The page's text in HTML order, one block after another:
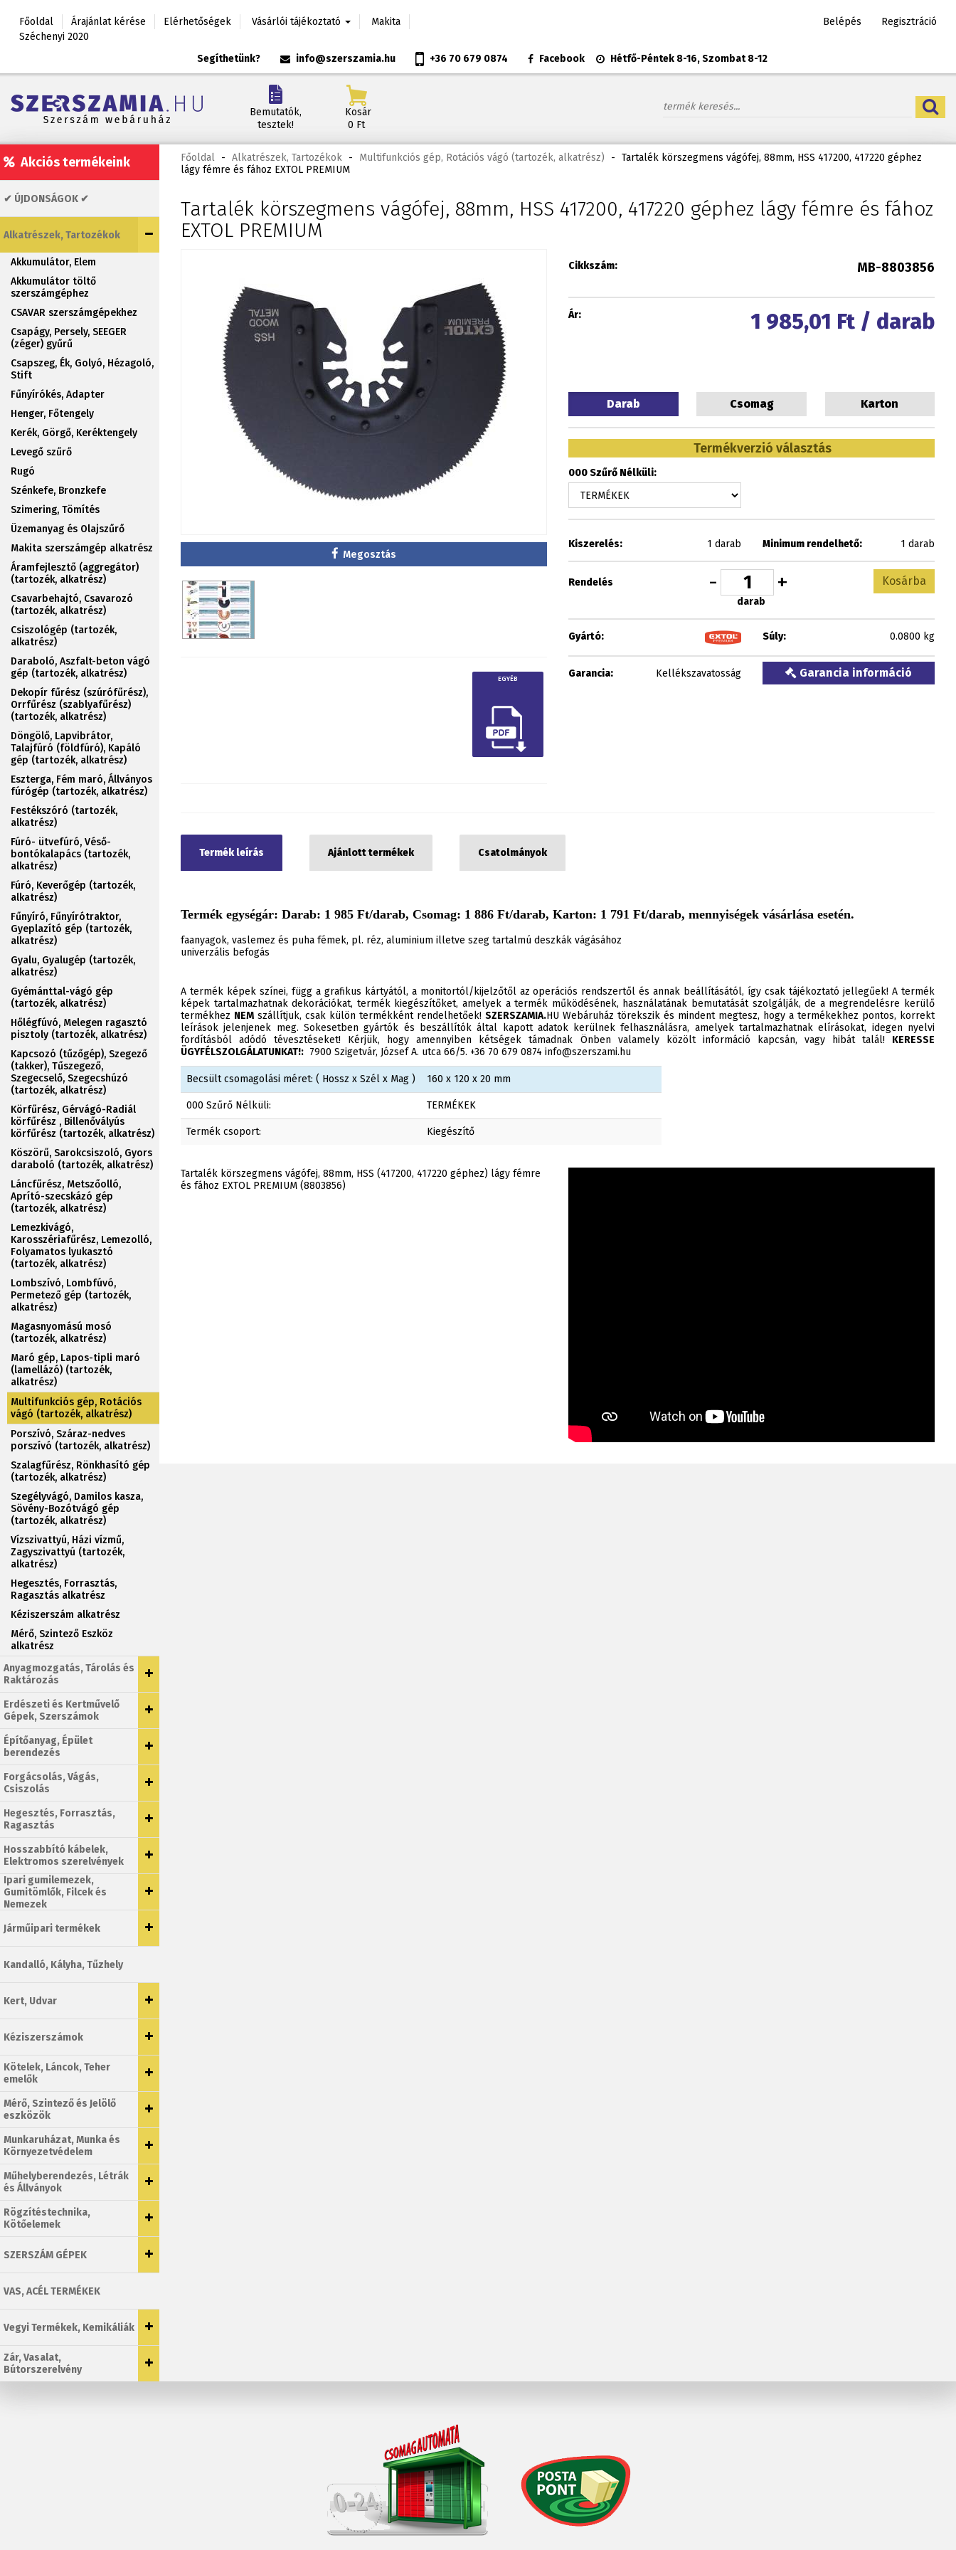
Főoldal Árajánlat kérése Elérhetőségek Vásárlói tájékoztató
Makita
Széchenyi 2020
Belépés Regisztráció
Segíthetünk? info@szerszamia.hu +36 70 679 0874 Facebook Hétfő-Péntek 8-16, Szombat 8-12
Bemutatók,
tesztek!
Kosár
0 Ft
Akciós termékeink
✔ ÚJDONSÁGOK ✔
Alkatrészek, Tartozékok
Akkumulátor, Elem
Akkumulátor töltő
szerszámgéphez
CSAVAR szerszámgépekhez
Csapágy, Persely, SEEGER
(zéger) gyűrű
Csapszeg, Ék, Golyó, Hézagoló,
Stift
Fűnyírókés, Adapter
Henger, Főtengely
Kerék, Görgő, Keréktengely
Levegő szűrő
Rugó
Szénkefe, Bronzkefe
Szimering, Tömítés
Üzemanyag és Olajszűrő
Makita szerszámgép alkatrész
Áramfejlesztő (aggregátor)
(tartozék, alkatrész)
Csavarbehajtó, Csavarozó
(tartozék, alkatrész)
Csiszológép (tartozék,
alkatrész)
Daraboló, Aszfalt-beton vágó
gép (tartozék, alkatrész)
Dekopír fűrész (szúrófűrész),
Orrfűrész (szablyafűrész)
(tartozék, alkatrész)
Döngölő, Lapvibrátor,
Talajfúró (földfúró), Kapáló
gép (tartozék, alkatrész)
Eszterga, Fém maró, Állványos
fúrógép (tartozék, alkatrész)
Festékszóró (tartozék,
alkatrész)
Fúró- ütvefúró, Véső-
bontókalapács (tartozék,
alkatrész)
Fúró, Keverőgép (tartozék,
alkatrész)
Fűnyíró, Fűnyírótraktor,
Gyeplazító gép (tartozék,
alkatrész)
Gyalu, Gyalugép (tartozék,
alkatrész)
Gyémánttal-vágó gép
(tartozék, alkatrész)
Hőlégfúvó, Melegen ragasztó
pisztoly (tartozék, alkatrész)
Kapcsozó (tűzőgép), Szegező
(takker), Tűszegező,
Szegecselő, Szegecshúzó
(tartozék, alkatrész)
Körfűrész, Gérvágó-Radiál
körfűrész , Billenővályús
körfűrész (tartozék, alkatrész)
Köszörű, Sarokcsiszoló, Gyors
daraboló (tartozék, alkatrész)
Láncfűrész, Metszőolló,
Aprító-szecskázó gép
(tartozék, alkatrész)
Lemezkivágó,
Karosszériafűrész, Lemezolló,
Folyamatos lyukasztó
(tartozék, alkatrész)
Lombszívó, Lombfúvó,
Permetező gép (tartozék,
alkatrész)
Magasnyomású mosó
(tartozék, alkatrész)
Maró gép, Lapos-tipli maró
(lamellázó) (tartozék,
alkatrész)
Multifunkciós gép, Rotációs
vágó (tartozék, alkatrész)
Porszívó, Száraz-nedves
porszívó (tartozék, alkatrész)
Szalagfűrész, Rönkhasító gép
(tartozék, alkatrész)
Szegélyvágó, Damilos kasza,
Sövény-Bozótvágó gép
(tartozék, alkatrész)
Vízszivattyú, Házi vízmű,
Zagyszivattyú (tartozék,
alkatrész)
Hegesztés, Forrasztás,
Ragasztás alkatrész
Kéziszerszám alkatrész
Mérő, Szintező Eszköz
alkatrész
Anyagmozgatás, Tárolás és
Raktározás
Erdészeti és Kertművelő
Gépek, Szerszámok
Építőanyag, Épület
berendezés
Forgácsolás, Vágás,
Csiszolás
Hegesztés, Forrasztás,
Ragasztás
Hosszabbító kábelek,
Elektromos szerelvények
Ipari gumilemezek,
Gumitömlők, Filcek és
Nemezek
Járműipari termékek
Kandalló, Kályha, Tűzhely
Kert, Udvar
Kéziszerszámok
Kötelek, Láncok, Teher
emelők
Mérő, Szintező és Jelölő
eszközök
Munkaruházat, Munka és
Környezetvédelem
Műhelyberendezés, Létrák
és Állványok
Rögzítéstechnika,
Kötőelemek
SZERSZÁM GÉPEK
VAS, ACÉL TERMÉKEK
Vegyi Termékek, Kemikáliák
Zár, Vasalat,
Bútorszerelvény
Főoldal - Alkatrészek, Tartozékok - Multifunkciós gép, Rotációs vágó (tartozék, alkatrész) - Tartalék körszegmens vágófej, 88mm, HSS 417200, 417220 géphez
lágy fémre és fához EXTOL PREMIUM
Tartalék körszegmens vágófej, 88mm, HSS 417200, 417220 géphez lágy fémre és fához
EXTOL PREMIUM
Megosztás
EGYÉB
Cikkszám: MB-8803856
Ár: 1 985,01 Ft / darab
Darab Csomag Karton
Termékverzió választás
000 Szűrő Nélküli:
Kiszerelés: 1 darab Minimum rendelhető: 1 darab
Rendelés - +
darab
Kosárba
Gyártó: Súly: 0.0800 kg
Garancia: Kellékszavatosság Garancia információ
Termék leírás Ajánlott termékek Csatolmányok
Termék egységár: Darab: 1 985 Ft/darab, Csomag: 1 886 Ft/darab, Karton: 1 791 Ft/darab, mennyiségek vásárlása esetén.
faanyagok, vaslemez és puha fémek, pl. réz, aluminium illetve szeg tartalmú deszkák vágásához
univerzális befogás
A termék képek színei, függ a grafikus kártyától, a monitortól/kijelzőtől az operációs rendszertől és annak beállításától, így csak tájékoztató jellegűek! A termék
képek tartalmazhatnak dekorációkat, termék kiegészítőket, amelyek a termék működésének, használatának bemutatását szolgálják, de a megrendelésre kerülő
termékhez NEM szállítjuk, csak külön termékként rendelhetőek! SZERSZAMIA.HU Webáruház törekszik és mindent megtesz, hogy a termékekhez pontos, korrekt
leírások jelenjenek meg. Sokesetben gyártók és beszállítók által kapott adatok kerülnek felhasználásra, amelyek tartalmazhatnak elírásokat, idegen nyelvi
fordításból adódó tévesztéseket! Kérjük, hogy amennyiben kétségek támadnak Önben valamely közölt információ kapcsán, vagy hibát talál! KERESSE
ÜGYFÉLSZOLGÁLATUNKAT!: 7900 Szigetvár, József A. utca 66/5. +36 70 679 0874 info@szerszami.hu
Becsült csomagolási méret: ( Hossz x Szél x Mag ) 160 x 120 x 20 mm
000 Szűrő Nélküli: TERMÉKEK
Termék csoport: Kiegészítő
Tartalék körszegmens vágófej, 88mm, HSS (417200, 417220 géphez) lágy fémre
és fához EXTOL PREMIUM (8803856)